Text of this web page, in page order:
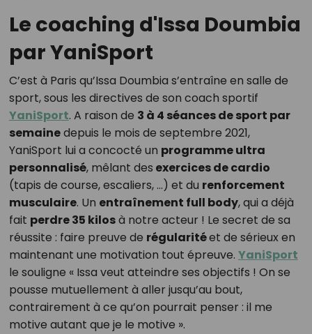
Le coaching d'Issa Doumbia
par YaniSport
C’est à Paris qu’Issa Doumbia s’entraîne en salle de
sport, sous les directives de son coach sportif
YaniSport. A raison de 3 à 4 séances de sport par
semainedepuis le mois de septembre 2021,
YaniSport lui a concocté un programme ultra
personnalisé, mêlant des exercices de cardio
(tapis de course, escaliers, …) et du renforcement
musculaire. Un entraînement full body, qui a déjà
fait perdre 35 kilosà notre acteur ! Le secret de sa
réussite : faire preuve de régularitéet de sérieux en
maintenant une motivation tout épreuve. YaniSport
le souligne « Issa veut atteindre ses objectifs ! On se
pousse mutuellement à aller jusqu’au bout,
contrairement à ce qu’on pourrait penser : il me
motive autant que je le motive ».